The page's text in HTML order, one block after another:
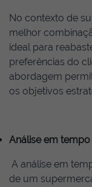
No contexto de
melhor
ideal para
preferências do
abordagem
os objetivos
Análise em
A análise em
de um